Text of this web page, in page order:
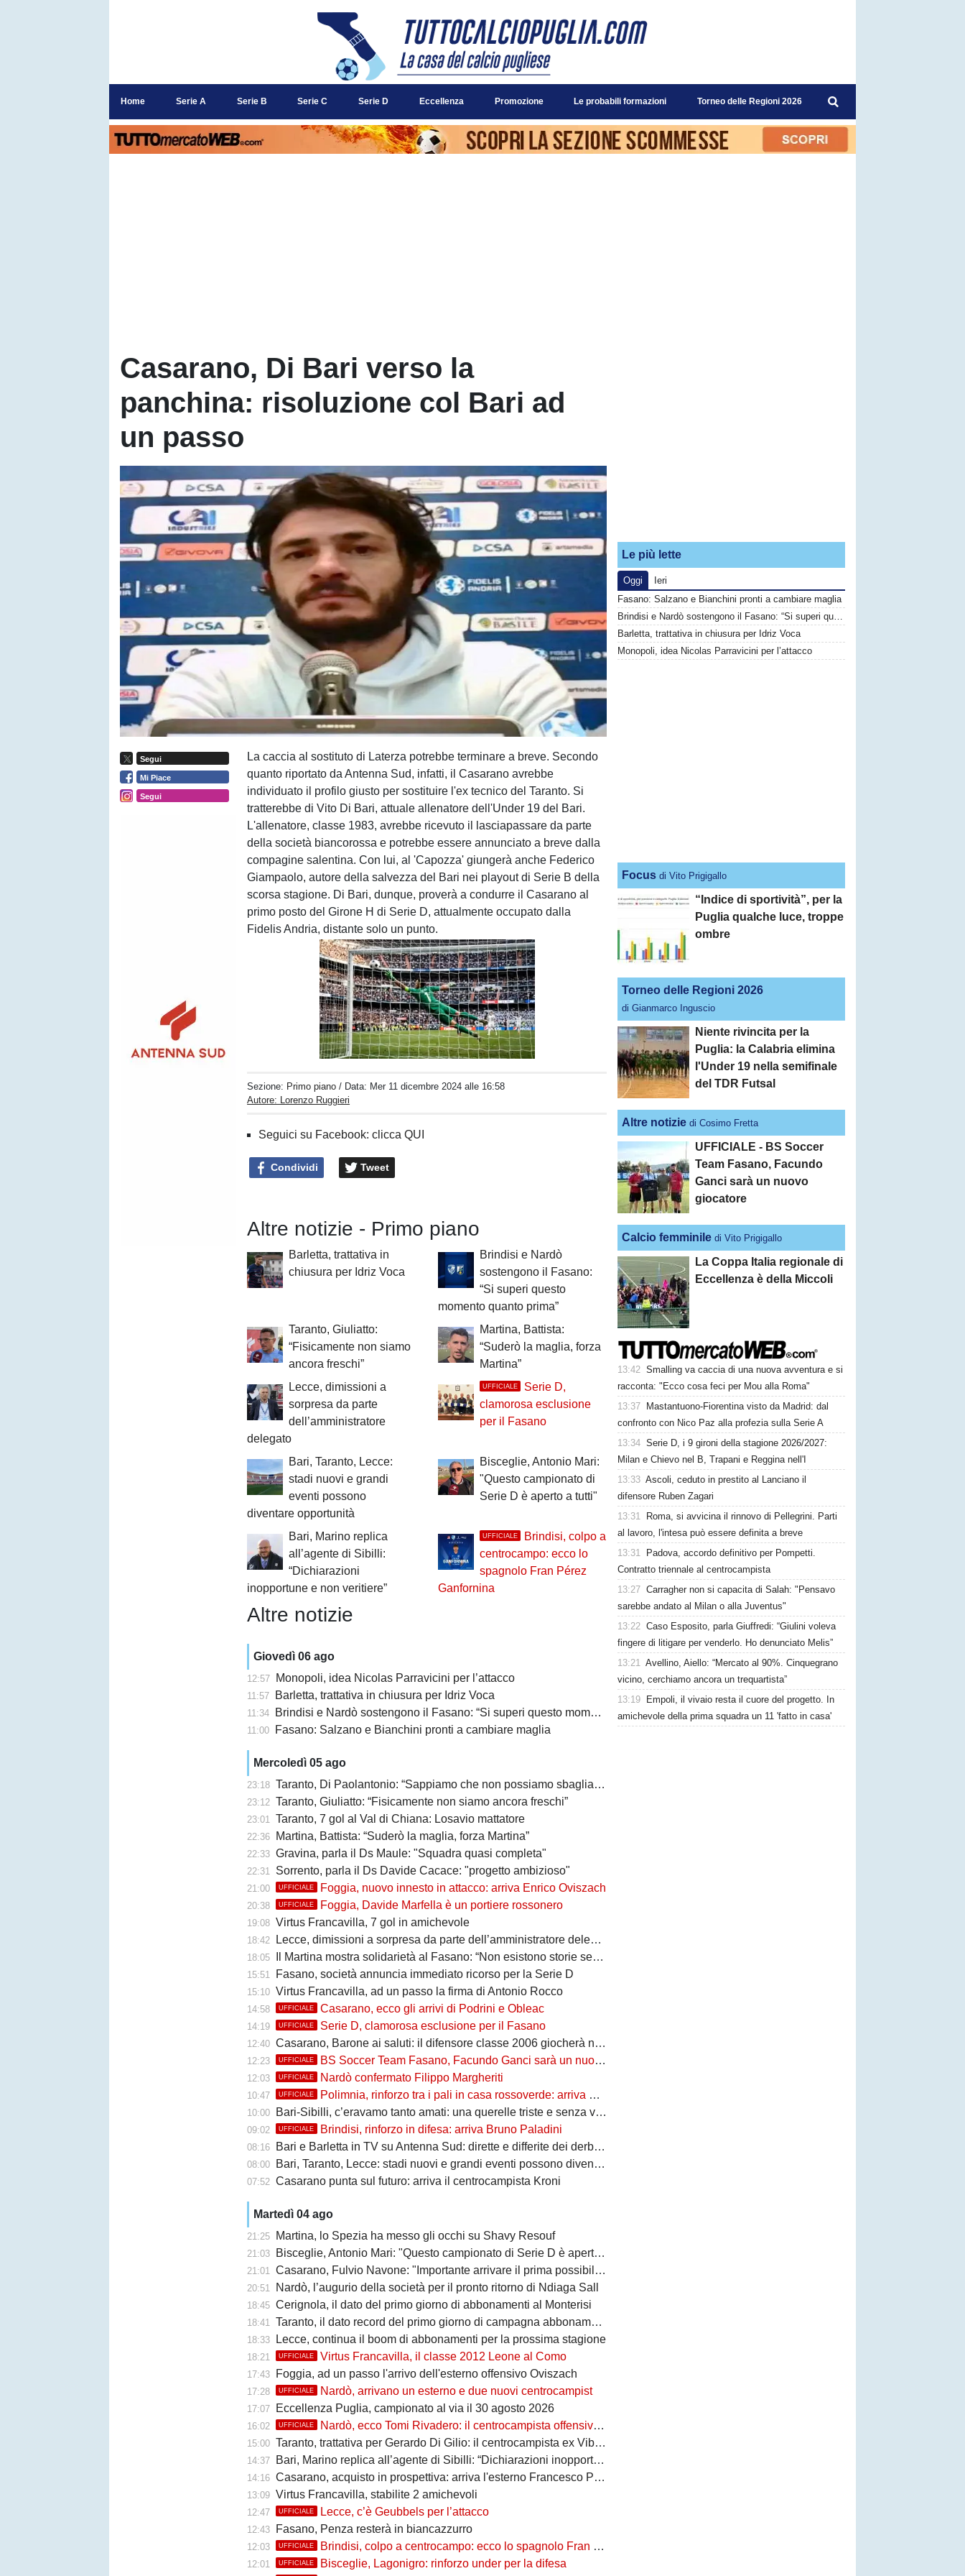
Home Serie A Serie B Serie C Serie D Eccellenza Promozione Le probabili formazioni Torneo delle Regioni 2026
Casarano, Di Bari verso la
panchina: risoluzione col Bari ad
un passo
Segui
Mi Piace
Segui
La caccia al sostituto di Laterza potrebbe terminare a breve. Secondo
quanto riportato da Antenna Sud, infatti, il Casarano avrebbe
individuato il profilo giusto per sostituire l'ex tecnico del Taranto. Si
tratterebbe di Vito Di Bari, attuale allenatore dell'Under 19 del Bari.
L'allenatore, classe 1983, avrebbe ricevuto il lasciapassare da parte
della società biancorossa e potrebbe essere annunciato a breve dalla
compagine salentina. Con lui, al 'Capozza' giungerà anche Federico
Giampaolo, autore della salvezza del Bari nei playout di Serie B della
scorsa stagione. Di Bari, dunque, proverà a condurre il Casarano al
primo posto del Girone H di Serie D, attualmente occupato dalla
Fidelis Andria, distante solo un punto.
Unmute
Loaded:
100.00%
Sezione: Primo piano / Data: Mer 11 dicembre 2024 alle 16:58
Autore: Lorenzo Ruggieri
Seguici su Facebook: clicca QUI
Condividi Tweet
Altre notizie - Primo piano
Barletta, trattativa in
chiusura per Idriz Voca
Brindisi e Nardò
sostengono il Fasano:
“Si superi questo
momento quanto prima”
Taranto, Giuliatto:
“Fisicamente non siamo
ancora freschi”
Martina, Battista:
“Suderò la maglia, forza
Martina”
Lecce, dimissioni a
sorpresa da parte
dell’amministratore
delegato
UFFICIALE
Serie D,
clamorosa esclusione
per il Fasano
Bari, Taranto, Lecce:
stadi nuovi e grandi
eventi possono
diventare opportunità
Bisceglie, Antonio Mari:
"Questo campionato di
Serie D è aperto a tutti"
Bari, Marino replica
all’agente di Sibilli:
“Dichiarazioni
inopportune e non veritiere”
UFFICIALE
Brindisi, colpo a
centrocampo: ecco lo
spagnolo Fran Pérez
Ganfornina
Altre notizie
Giovedì 06 ago
12:57 Monopoli, idea Nicolas Parravicini per l’attacco
11:57 Barletta, trattativa in chiusura per Idriz Voca
11:34 Brindisi e Nardò sostengono il Fasano: “Si superi questo momento quanto prima”
11:00 Fasano: Salzano e Bianchini pronti a cambiare maglia
Mercoledì 05 ago
23:18 Taranto, Di Paolantonio: “Sappiamo che non possiamo sbagliare”
23:12 Taranto, Giuliatto: “Fisicamente non siamo ancora freschi”
23:01 Taranto, 7 gol al Val di Chiana: Losavio mattatore
22:36 Martina, Battista: “Suderò la maglia, forza Martina”
22:33 Gravina, parla il Ds Maule: "Squadra quasi completa"
22:31 Sorrento, parla il Ds Davide Cacace: "progetto ambizioso"
21:00 UFFICIALE Foggia, nuovo innesto in attacco: arriva Enrico Oviszach
20:38 UFFICIALE Foggia, Davide Marfella è un portiere rossonero
19:08 Virtus Francavilla, 7 gol in amichevole
18:42 Lecce, dimissioni a sorpresa da parte dell’amministratore delegato
18:05 Il Martina mostra solidarietà al Fasano: “Non esistono storie senza avversari”
15:51 Fasano, società annuncia immediato ricorso per la Serie D
15:10 Virtus Francavilla, ad un passo la firma di Antonio Rocco
14:58 UFFICIALE Casarano, ecco gli arrivi di Podrini e Obleac
14:19 UFFICIALE Serie D, clamorosa esclusione per il Fasano
12:40 Casarano, Barone ai saluti: il difensore classe 2006 giocherà nel Lanciano
12:23 UFFICIALE BS Soccer Team Fasano, Facundo Ganci sarà un nuovo giocatore
12:03 UFFICIALE Nardò confermato Filippo Margheriti
10:47 UFFICIALE Polimnia, rinforzo tra i pali in casa rossoverde: arriva Victor De Caro
10:00 Bari-Sibilli, c’eravamo tanto amati: una querelle triste e senza vincitori
09:02 UFFICIALE Brindisi, rinforzo in difesa: arriva Bruno Paladini
08:16 Bari e Barletta in TV su Antenna Sud: dirette e differite dei derby più attesi
08:00 Bari, Taranto, Lecce: stadi nuovi e grandi eventi possono diventare opportunità
07:52 Casarano punta sul futuro: arriva il centrocampista Kroni
Martedì 04 ago
21:25 Martina, lo Spezia ha messo gli occhi su Shavy Resouf
21:03 Bisceglie, Antonio Mari: "Questo campionato di Serie D è aperto a tutti"
21:01 Casarano, Fulvio Navone: "Importante arrivare il prima possibile alla salvezza"
20:51 Nardò, l’augurio della società per il pronto ritorno di Ndiaga Sall
18:45 Cerignola, il dato del primo giorno di abbonamenti al Monterisi
18:41 Taranto, il dato record del primo giorno di campagna abbonamenti
18:33 Lecce, continua il boom di abbonamenti per la prossima stagione
18:21 UFFICIALE Virtus Francavilla, il classe 2012 Leone al Como
17:43 Foggia, ad un passo l'arrivo dell'esterno offensivo Oviszach
17:28 UFFICIALE Nardò, arrivano un esterno e due nuovi centrocampist
17:07 Eccellenza Puglia, campionato al via il 30 agosto 2026
16:02 UFFICIALE Nardò, ecco Tomi Rivadero: il centrocampista offensivo argentino rinforza i granata
15:00 Taranto, trattativa per Gerardo Di Gilio: il centrocampista ex Vibonese nel mirino rossoblù
14:37 Bari, Marino replica all’agente di Sibilli: “Dichiarazioni inopportune e non veritiere”
14:16 Casarano, acquisto in prospettiva: arriva l'esterno Francesco Podrini
13:09 Virtus Francavilla, stabilite 2 amichevoli
12:47 UFFICIALE Lecce, c’è Geubbels per l’attacco
12:43 Fasano, Penza resterà in biancazzurro
12:03 UFFICIALE Brindisi, colpo a centrocampo: ecco lo spagnolo Fran Pérez Ganfornina
12:01 UFFICIALE
Bisceglie, Lagonigro: rinforzo under per la difesa
Le più lette
Oggi
Ieri
Fasano: Salzano e Bianchini pronti a cambiare maglia
Brindisi e Nardò sostengono il Fasano: “Si superi questo momento quanto prima”
Barletta, trattativa in chiusura per Idriz Voca
Monopoli, idea Nicolas Parravicini per l’attacco
Focus di Vito Prigigallo
“Indice di sportività”, per la
Puglia qualche luce, troppe
ombre
Torneo delle Regioni 2026
di Gianmarco Inguscio
Niente rivincita per la
Puglia: la Calabria elimina
l'Under 19 nella semifinale
del TDR Futsal
Altre notizie di Cosimo Fretta
UFFICIALE - BS Soccer
Team Fasano, Facundo
Ganci sarà un nuovo
giocatore
Calcio femminile di Vito Prigigallo
La Coppa Italia regionale di
Eccellenza è della Miccoli
13:42 Smalling va caccia di una nuova avventura e si
racconta: "Ecco cosa feci per Mou alla Roma"
13:37
Mastantuono-Fiorentina visto da Madrid: dal
confronto con Nico Paz alla profezia sulla Serie A
13:34 Serie D, i 9 gironi della stagione 2026/2027:
Milan e Chievo nel B, Trapani e Reggina nell'I
13:33 Ascoli, ceduto in prestito al Lanciano il
difensore Ruben Zagari
13:31
Roma, si avvicina il rinnovo di Pellegrini. Parti
al lavoro, l'intesa può essere definita a breve
13:31
Padova, accordo definitivo per Pompetti.
Contratto triennale al centrocampista
13:27 Carragher non si capacita di Salah: "Pensavo
sarebbe andato al Milan o alla Juventus"
13:22 Caso Esposito, parla Giuffredi: “Giulini voleva
fingere di litigare per venderlo. Ho denunciato Melis”
13:21 Avellino, Aiello: “Mercato al 90%. Cinquegrano
vicino, cerchiamo ancora un trequartista”
13:19
Empoli, il vivaio resta il cuore del progetto. In
amichevole della prima squadra un 11 'fatto in casa'